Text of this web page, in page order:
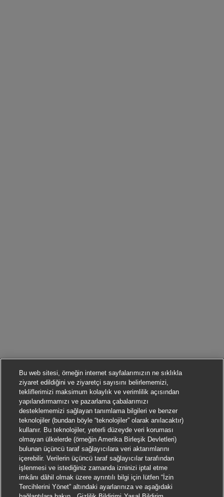
Bu web sitesi, örneğin internet sayfalarımızın ne sıklıkla
ziyaret edildiğini ve ziyaretçi sayısını belirlememizi,
tekliflerimizi maksimum kolaylık ve verimlilik açısından
yapılandırmamızı ve pazarlama çabalarımızı
desteklememizi sağlayan tanımlama bilgileri ve benzer
teknolojiler (bundan böyle “teknolojiler” olarak anılacaktır)
kullanır. Bu teknolojiler, yeterli düzeyde veri koruması
olmayan ülkelerde (örneğin Amerika Birleşik Devletleri)
bulunan üçüncü taraf sağlayıcılara veri aktarımlarını
içerebilir. Verilerin üçüncü taraf sağlayıcılar tarafından
işlenmesi ve istediğiniz zamanda izninizi iptal etme
imkânı dâhil olmak üzere ayrıntılı bilgi için lütfen “İzin
Tercihlerini Yönet” altındaki ayarlarınıza ve aşağıdaki